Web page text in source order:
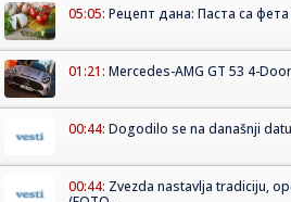
05:05: Рецепт дана: Паста са
01:21: Mercedes-AMG GT 53 4-
00:44: Dogodilo se na današnji
00:44: Zvezda nastavlja tradiciju,